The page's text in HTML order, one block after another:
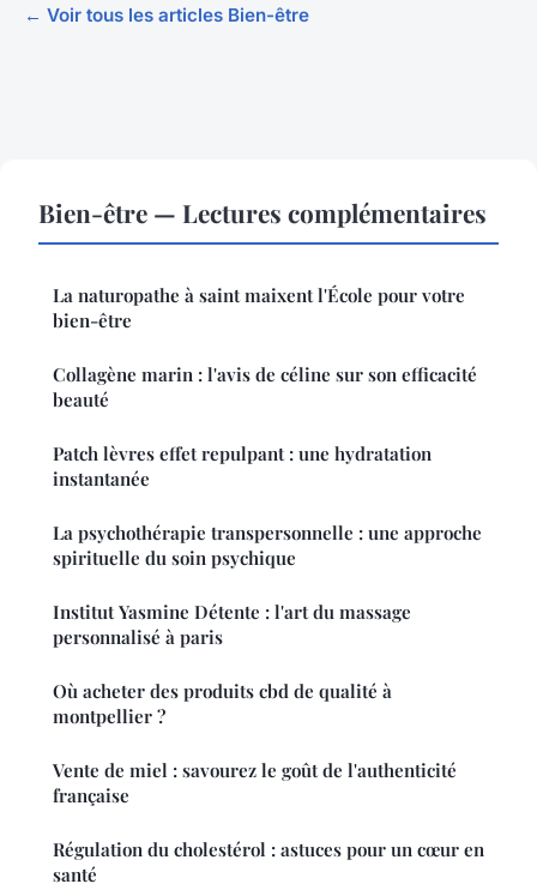
← Voir tous les articles Bien-être
Bien-être — Lectures complémentaires
La naturopathe à saint maixent l'École pour votre
bien-être
Collagène marin : l'avis de céline sur son efficacité
beauté
Patch lèvres effet repulpant : une hydratation
instantanée
La psychothérapie transpersonnelle : une approche
spirituelle du soin psychique
Institut Yasmine Détente : l'art du massage
personnalisé à paris
Où acheter des produits cbd de qualité à
montpellier ?
Vente de miel : savourez le goût de l'authenticité
française
Régulation du cholestérol : astuces pour un cœur en
santé